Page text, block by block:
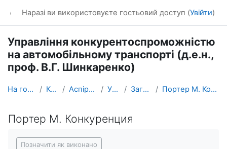
Наразі ви використовуєте гостьовий доступ (Увійти)
Управління конкурентоспроможністю
на автомобільному транспорті (д.е.н.,
проф. В.Г. Шинкаренко)
На головну Курси Аспірантура УК_АТ Загальне Портер М. Конкуренция
Портер М. Конкуренция
Позначити як виконано